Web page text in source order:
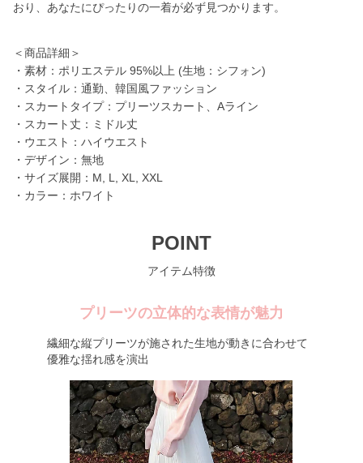
おり、あなたにぴったりの一着が必ず見つかります。
＜商品詳細＞
・素材：ポリエステル 95%以上 (生地：シフォン)
・スタイル：通勤、韓国風ファッション
・スカートタイプ：プリーツスカート、Aライン
・スカート丈：ミドル丈
・ウエスト：ハイウエスト
・デザイン：無地
・サイズ展開：M, L, XL, XXL
・カラー：ホワイト
POINT
アイテム特徴
プリーツの立体的な表情が魅力
繊細な縦プリーツが施された生地が動きに合わせて
優雅な揺れ感を演出